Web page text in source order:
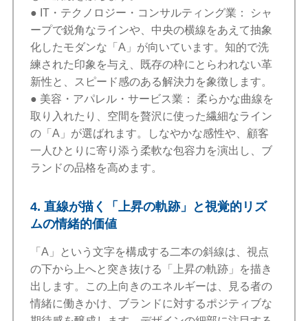
● IT・テクノロジー・コンサルティング業： シャ
ープで鋭角なラインや、中央の横線をあえて抽象
化したモダンな「A」が向いています。知的で洗
練された印象を与え、既存の枠にとらわれない革
新性と、スピード感のある解決力を象徴します。
● 美容・アパレル・サービス業： 柔らかな曲線を
取り入れたり、空間を贅沢に使った繊細なライン
の「A」が選ばれます。しなやかな感性や、顧客
一人ひとりに寄り添う柔軟な包容力を演出し、ブ
ランドの品格を高めます。
4. 直線が描く「上昇の軌跡」と視覚的リズ
ムの情緒的価値
「A」という文字を構成する二本の斜線は、視点
の下から上へと突き抜ける「上昇の軌跡」を描き
出します。この上向きのエネルギーは、見る者の
情緒に働きかけ、ブランドに対するポジティブな